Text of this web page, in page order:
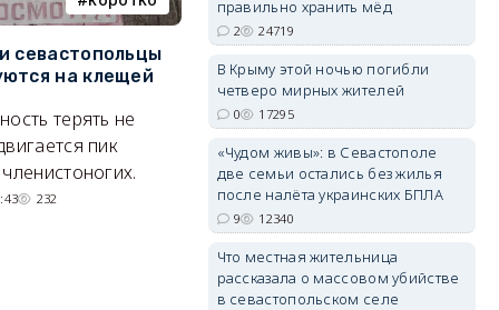
севастопольцы
на клещей
терять не
пик
232
проект застройки центра
Балаклавы
квартал с отелями и
парковками.
05/08/2026 08:01
erid: 2SDnjdPjgYS
правильно хранить мёд
2 24719
В Крыму этой ночью погибли
четверо мирных жителей
0 17295
«Чудом живы»: в Севастополе
две семьи остались без жилья
после налёта украинских БПЛА
9 12340
Что местная жительница
рассказала о массовом убийстве
в севастопольском селе